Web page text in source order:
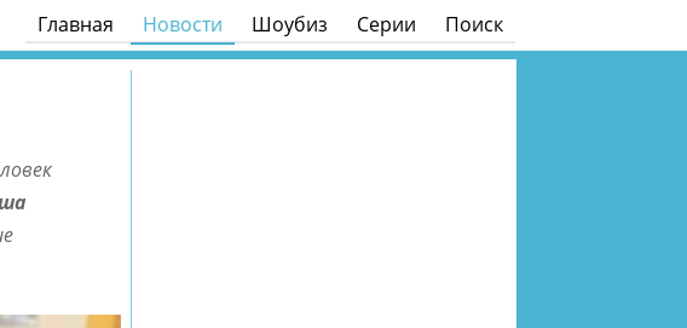
Главная Новости Шоубиз Серии Поиск